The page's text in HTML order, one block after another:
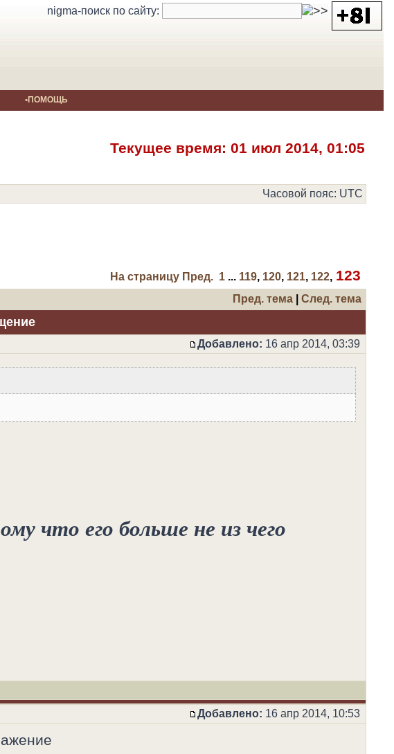
nigma-поиск по сайту:
•ПОМОЩЬ
Текущее время: 01 июл 2014, 01:05
Часовой пояс: UTC
На страницу Пред. 1 ... 119, 120, 121, 122, 123
Пред. тема След. тема
Добавлено: 16 апр 2014, 03:39
что его больше не из чего
Добавлено: 16 апр 2014, 10:53